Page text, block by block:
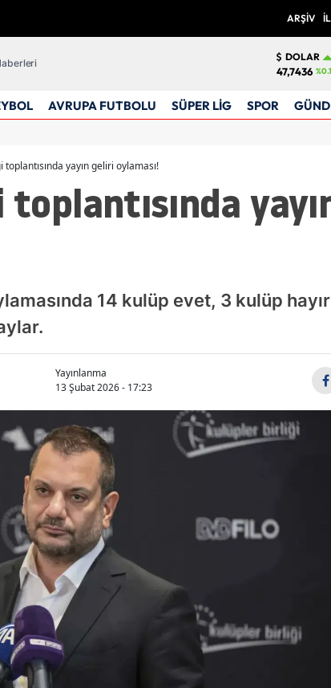
ARŞİV
DOLAR
47,7436
AVRUPA FUTBOLU SÜPER LİG SPOR
yayın geliri oylaması!
14 kulüp evet, 3 kulüp
Yayınlanma
13 Şubat 2026 - 17:23